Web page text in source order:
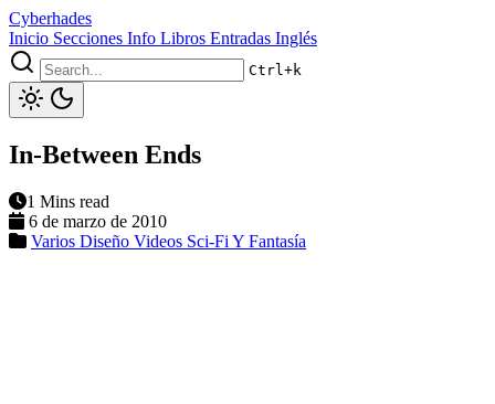
Cyberhades
Inicio Secciones Info Libros Entradas Inglés
Ctrl+k
In-Between Ends
1 Mins read
6 de marzo de 2010
Varios Diseño Videos Sci-Fi Y Fantasía